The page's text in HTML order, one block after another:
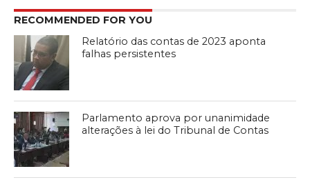
RECOMMENDED FOR YOU
Relatório das contas de 2023 aponta
falhas persistentes
Parlamento aprova por unanimidade
alterações à lei do Tribunal de Contas